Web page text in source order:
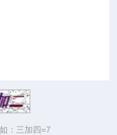
：三加四=7